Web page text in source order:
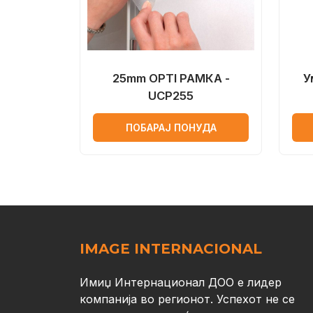
25mm OPTI РАМКА -
UCP255
ПОБАРАЈ ПОНУДА
IMAGE INTERNACIONAL
Имиџ Интернационал ДОО е лидер
компанија во регионот. Успехот не се